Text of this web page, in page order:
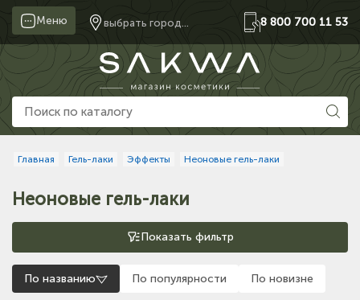
Меню выбрать город... 8 800 700 11 53
Главная Гель-лаки Эффекты Неоновые гель-лаки
Неоновые гель-лаки
Показать фильтр
По названию По популярности По новизне